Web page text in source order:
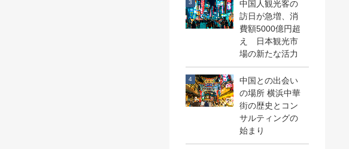
中国人観光客の
訪日が急増、消
費額5000億円超
え 日本観光市
場の新たな活力
中国との出会い
の場所 横浜中華
街の歴史とコン
サルティングの
始まり